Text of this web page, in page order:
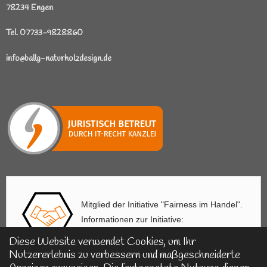
Diese Website verwendet Cookies, um Ihr
Nutzererlebnis zu verbessern und maßgeschneiderte
78234 Engen
Tel. 07733-9828860
info@ballg-naturholzdesign.de
Mitglied der Initiative "Fairness im Handel".
Informationen zur Initiative:
https://www.fairness-im-handel.de